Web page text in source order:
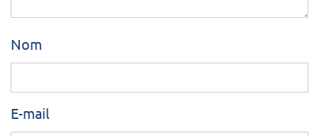
Nom
E-mail